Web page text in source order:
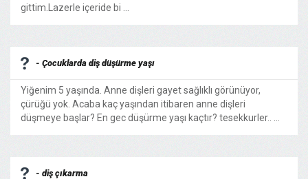
gittim.Lazerle içeride bi ...
- Çocuklarda diş düşürme yaşı
Yiğenim 5 yaşında. Anne dişleri gayet sağlıklı görünüyor,
çürüğü yok. Acaba kaç yaşından itibaren anne dişleri
düşmeye başlar? En gec düşürme yaşı kaçtır? tesekkurler.. ...
- diş çıkarma